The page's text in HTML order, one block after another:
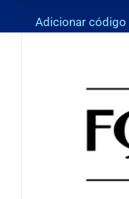
Adicionar código